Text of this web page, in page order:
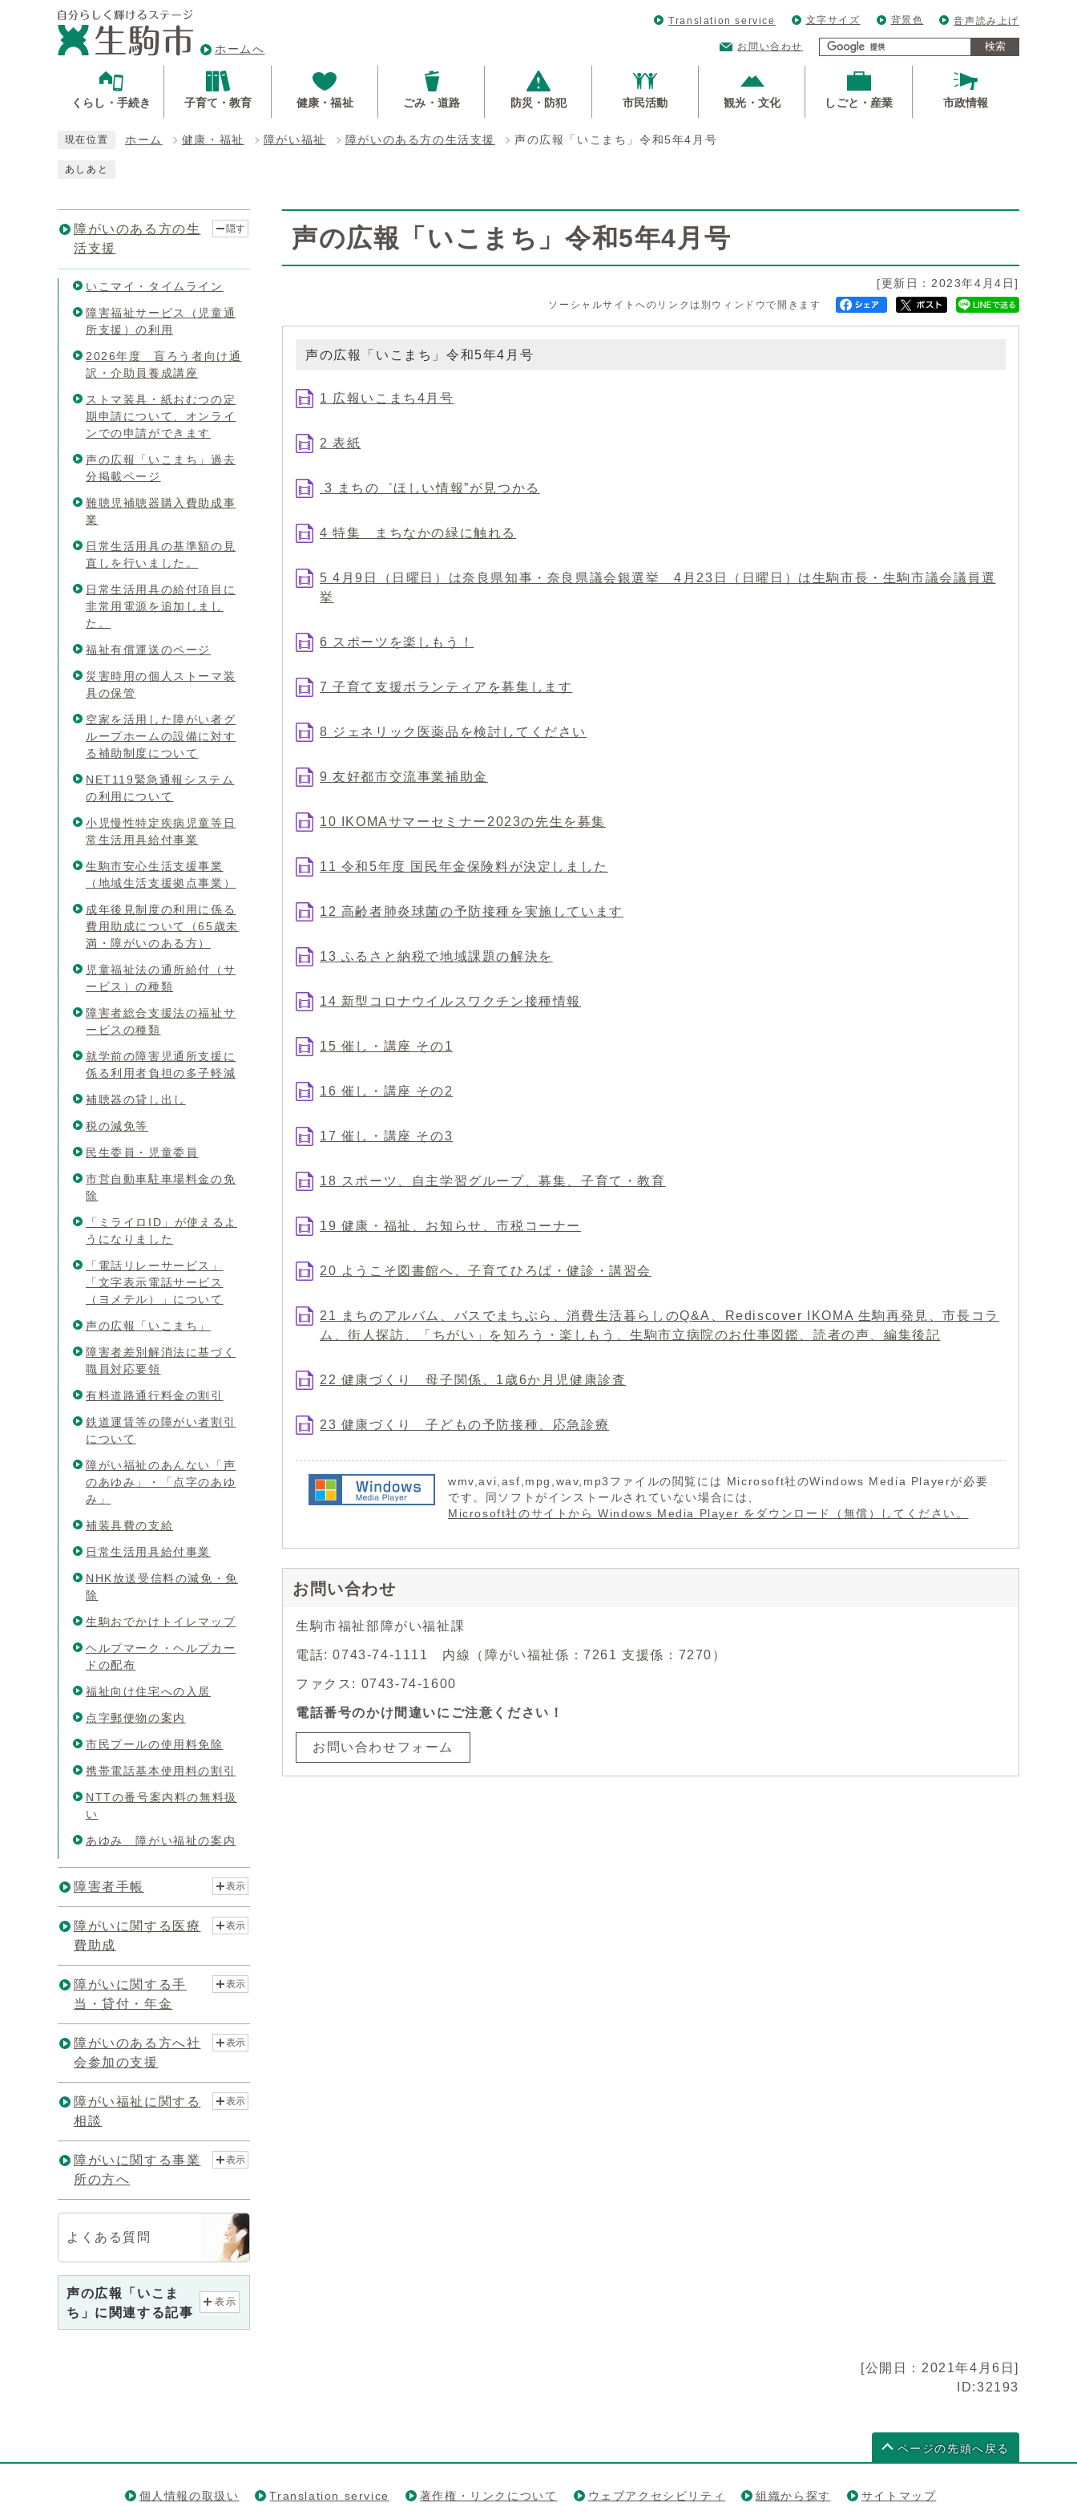
ホームへ
Translation service 文字サイズ 背景色 音声読み上げ
お問い合わせ 検索
くらし・手続き 子育て・教育 健康・福祉 ごみ・道路 防災・防犯 市民活動 観光・文化 しごと・産業 市政情報
現在位置 ホーム 健康・福祉 障がい福祉 障がいのある方の生活支援 声の広報「いこまち」令和5年4月号
あしあと
声の広報「いこまち」令和5年4月号
[更新日：2023年4月4日]
ソーシャルサイトへのリンクは別ウィンドウで開きます
声の広報「いこまち」令和5年4月号
1 広報いこまち4月号
2 表紙
3 まちの゛ほしい情報”が見つかる
4 特集 まちなかの緑に触れる
5 4月9日（日曜日）は奈良県知事・奈良県議会銀選挙 4月23日（日曜日）は生駒市長・生駒市議会議員選
挙
6 スポーツを楽しもう！
7 子育て支援ボランティアを募集します
8 ジェネリック医薬品を検討してください
9 友好都市交流事業補助金
10 IKOMAサマーセミナー2023の先生を募集
11 令和5年度 国民年金保険料が決定しました
12 高齢者肺炎球菌の予防接種を実施しています
13 ふるさと納税で地域課題の解決を
14 新型コロナウイルスワクチン接種情報
15 催し・講座 その1
16 催し・講座 その2
17 催し・講座 その3
18 スポーツ、自主学習グループ、募集、子育て・教育
19 健康・福祉、お知らせ、市税コーナー
20 ようこそ図書館へ、子育てひろば・健診・講習会
21 まちのアルバム、バスでまちぶら、消費生活暮らしのQ&A、Rediscover IKOMA 生駒再発見、市長コラ
ム、街人探訪、「ちがい」を知ろう・楽しもう、生駒市立病院のお仕事図鑑、読者の声、編集後記
22 健康づくり 母子関係、1歳6か月児健康診査
23 健康づくり 子どもの予防接種、応急診療
wmv,avi,asf,mpg,wav,mp3ファイルの閲覧には Microsoft社のWindows Media Playerが必要
です。同ソフトがインストールされていない場合には、
Microsoft社のサイトから Windows Media Player をダウンロード（無償）してください。
お問い合わせ
生駒市福祉部障がい福祉課
電話: 0743-74-1111 内線（障がい福祉係：7261 支援係：7270）
ファクス: 0743-74-1600
電話番号のかけ間違いにご注意ください！
お問い合わせフォーム
障がいのある方の生
活支援
隠す
いこマイ・タイムライン
障害福祉サービス（児童通
所支援）の利用
2026年度 盲ろう者向け通
訳・介助員養成講座
ストマ装具・紙おむつの定
期申請について、オンライ
ンでの申請ができます
声の広報「いこまち」過去
分掲載ページ
難聴児補聴器購入費助成事
業
日常生活用具の基準額の見
直しを行いました。
日常生活用具の給付項目に
非常用電源を追加しまし
た。
福祉有償運送のページ
災害時用の個人ストーマ装
具の保管
空家を活用した障がい者グ
ループホームの設備に対す
る補助制度について
NET119緊急通報システム
の利用について
小児慢性特定疾病児童等日
常生活用具給付事業
生駒市安心生活支援事業
（地域生活支援拠点事業）
成年後見制度の利用に係る
費用助成について（65歳未
満・障がいのある方）
児童福祉法の通所給付（サ
ービス）の種類
障害者総合支援法の福祉サ
ービスの種類
就学前の障害児通所支援に
係る利用者負担の多子軽減
補聴器の貸し出し
税の減免等
民生委員・児童委員
市営自動車駐車場料金の免
除
「ミライロID」が使えるよ
うになりました
「電話リレーサービス」
「文字表示電話サービス
（ヨメテル）」について
声の広報「いこまち」
障害者差別解消法に基づく
職員対応要領
有料道路通行料金の割引
鉄道運賃等の障がい者割引
について
障がい福祉のあんない「声
のあゆみ」・「点字のあゆ
み」
補装具費の支給
日常生活用具給付事業
NHK放送受信料の減免・免
除
生駒おでかけトイレマップ
ヘルプマーク・ヘルプカー
ドの配布
福祉向け住宅への入居
点字郵便物の案内
市民プールの使用料免除
携帯電話基本使用料の割引
NTTの番号案内料の無料扱
い
あゆみ 障がい福祉の案内
障害者手帳 表示
障がいに関する医療
費助成
表示
障がいに関する手
当・貸付・年金
表示
障がいのある方へ社
会参加の支援
表示
障がい福祉に関する
相談
表示
障がいに関する事業
所の方へ
表示
よくある質問
声の広報「いこま
ち」に関連する記事
表示
[公開日：2021年4月6日]
ID:32193
ページの先頭へ戻る
個人情報の取扱い Translation service 著作権・リンクについて ウェブアクセシビリティ 組織から探す サイトマップ